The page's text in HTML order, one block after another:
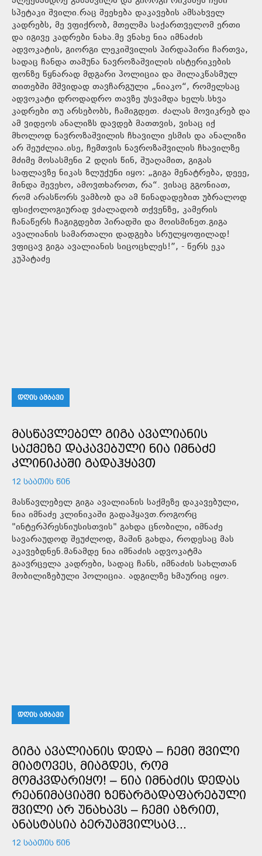
სპეტაკი შვილი.რაც შეეხება დაკავების ამსახველ
კადრებს, მე ვფიქრობ, მთელმა საქართველომ ერთი
და იგივე კადრები ნახა.მე ვნახე ნია იმნაძის
ადვოკატის, გიორგი ლეკიშვილის პირდაპირი ჩართვა,
სადაც ჩანდა თამუნა ნავროზაშვილის ისტერიკების
ფონზე წყნარად მდგარი პოლიცია და შილაკწასმულ
თითებში მშვიდად თავჩარგული „ნიაკო“, რომელსაც
ადვოკატი დროდადრო თავზე უსვამდა ხელს.სხვა
კადრები თუ არსებობს, ჩამიგდეთ. ძალას მოვიკრებ და
ამ ვიდეოს ანალიზს დავდებ მათთვის, ვისაც იქ
მხოლოდ ნავროზაშვილის ჩხავილი ესმის და ანალიზი
არ შეუძლია.ისე, ჩემთვის ნავროზაშვილის ჩხავილზე
მძიმე მოსასმენი 2 დღის წინ, შუაღამით, გიგას
საფლავზე ნიკას ზლუქუნი იყო: „გიგა მენატრება, დეეე,
მინდა შევეხო, ამოვთხაროთ, რა“. ვისაც გგონიათ,
რომ არასწორს ვამბობ და ამ წინადადებით უბრალოდ
ფსიქოლოგიურად ვძალადობ თქვენზე, კამერის
ჩანაწერს ჩაგიგდებთ პირადში და მოისმინეთ.გიგა
ავალიანის სამართალი დადგება სრულყოფილად!
ვფიცავ გიგა ავალიანის სიცოცხლეს!”, - წერს ეკა
კუპატაძე
ᲓᲦᲘᲡ ᲐᲛᲑᲐᲕᲘ
ᲛᲐᲡᲬᲐᲕᲚᲔᲑᲔᲚ ᲒᲘᲒᲐ ᲐᲕᲐᲚᲘᲐᲜᲘᲡ
ᲡᲐᲥᲛᲔᲖᲔ ᲓᲐᲙᲐᲕᲔᲑᲣᲚᲘ ᲜᲘᲐ ᲘᲛᲜᲐᲫᲔ
ᲙᲚᲘᲜᲘᲙᲐᲨᲘ ᲒᲐᲓᲐᲰᲧᲐᲕᲗ
12 ᲡᲐᲐᲗᲘᲡ ᲬᲘᲜ
მასწავლებელ გიგა ავალიანის საქმეზე დაკავებული,
ნია იმნაძე კლინიკაში გადაჰყავთ.როგორც
"ინტერპრესნიუსისთვის" გახდა ცნობილი, იმნაძე
სავარაუდოდ შეუძლოდ, მაშინ გახდა, როდესაც მას
აკავებდნენ.მანამდე ნია იმნაძის ადვოკატმა
გაავრცელა კადრები, სადაც ჩანს, იმნაძის სახლთან
მობილიზებული პოლიცია. ადგილზე ხმაურიც იყო.
ᲓᲦᲘᲡ ᲐᲛᲑᲐᲕᲘ
ᲒᲘᲒᲐ ᲐᲕᲐᲚᲘᲐᲜᲘᲡ ᲓᲔᲓᲐ – ᲩᲔᲛᲘ ᲨᲕᲘᲚᲘ
ᲛᲘᲐᲢᲝᲕᲔᲡ, ᲛᲘᲐᲒᲓᲔᲡ, ᲠᲝᲛ
ᲛᲝᲛᲙᲕᲓᲐᲠᲘᲧᲝ! – ᲜᲘᲐ ᲘᲛᲜᲐᲫᲘᲡ ᲓᲔᲓᲐᲡ
ᲠᲔᲐᲜᲘᲛᲐᲪᲘᲐᲨᲘ ᲖᲔᲬᲐᲠᲒᲐᲓᲐᲤᲐᲠᲔᲑᲣᲚᲘ
ᲨᲕᲘᲚᲘ ᲐᲠ ᲣᲜᲐᲮᲐᲕᲡ – ᲩᲔᲛᲘ ᲐᲖᲠᲘᲗ,
ᲐᲜᲐᲡᲢᲐᲡᲘᲐ ᲑᲔᲠᲣᲐᲨᲕᲘᲚᲡᲐᲪ...
12 ᲡᲐᲐᲗᲘᲡ ᲬᲘᲜ